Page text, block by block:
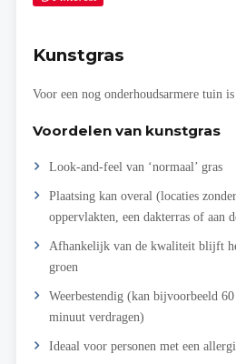
Kunstgras
Voor een nog onderhoudsarmere tuin
Voordelen van kunstgras
Look-and-feel van ‘normaal’ gras
Plaatsing kan overal (locaties
oppervlakten, een dakterras of aan
Afhankelijk van de kwaliteit blijft
groen
Weerbestendig (kan bijvoorbeeld
minuut verdragen)
Ideaal voor personen met een